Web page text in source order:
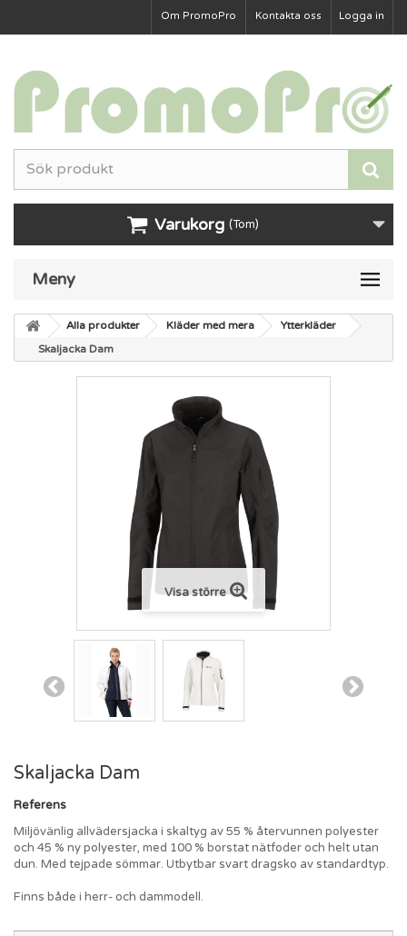
Logga in
Kontakta oss
Om PromoPro
Varukorg (Tom)
Meny
Alla produkter Kläder med mera
Ytterkläder
Skaljacka Dam
Visa större
Skaljacka Dam
Referens
Miljövänlig allvädersjacka i skaltyg av 55 % återvunnen polyester
och 45 % ny polyester, med 100 % borstat nätfoder och helt utan
dun. Med tejpade sömmar. Utbytbar svart dragsko av standardtyp.
Finns både i herr- och dammodell.